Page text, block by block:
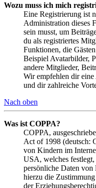
Wozu muss ich mich
Eine Registrierung ist
Administration dieses
sein musst, um
du als registriertes
Funktionen, die
Beispiel Avatarbilder,
andere Mitglieder,
Wir empfehlen dir
und dir zahlreiche
Nach oben
Was ist COPPA?
COPPA,
Act of 1998 (deutsch:
von Kindern im
USA, welches festlegt,
persönliche Daten von
hierzu die
der